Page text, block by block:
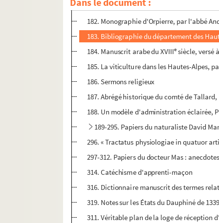
180-181. Travaux de Joseph Meizel
182. Monographie d'Orpierre, par l'abbé
183. Bibliographie du département des
184. Manuscrit arabe du XVIIIe siècle, versé
185. La viticulture dans les Hautes-Alpes,
186. Sermons religieux
187. Abrégé historique du comté de
188. Un modèle d'administration éclairée,
189-295. Papiers du naturaliste David
296. « Tractatus physiologiae in quatuor
297-312. Papiers du docteur Mas :
314. Catéchisme d'apprenti-maçon
316. Dictionnaire manuscrit des termes
319. Notes sur les États du Dauphiné de
311. Véritable plan de la loge de réception